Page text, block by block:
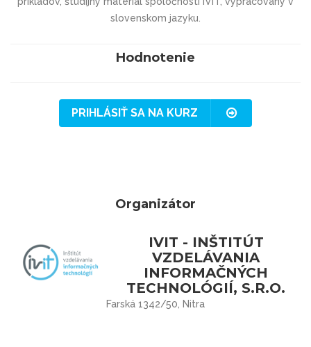
slovenskom jazyku.
Hodnotenie
PRIHLÁSIŤ SA NA KURZ
Organizátor
IVIT - INŠTITÚT
VZDELÁVANIA
INFORMAČNÝCH
TECHNOLÓGIÍ, S.R.O.
Farská 1342/50, Nitra